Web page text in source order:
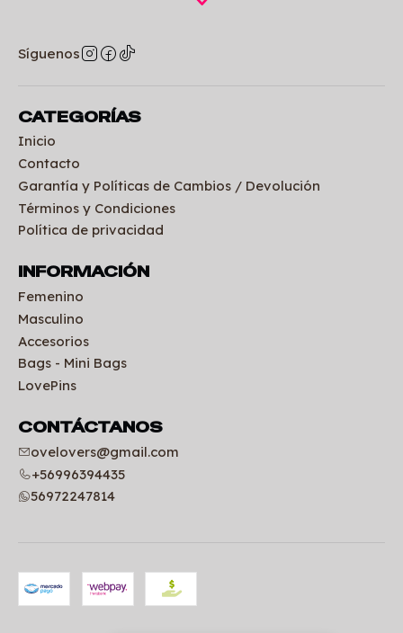
Síguenos
CATEGORÍAS
Inicio
Contacto
Garantía y Políticas de Cambios / Devolución
Términos y Condiciones
Política de privacidad
INFORMACIÓN
Femenino
Masculino
Accesorios
Bags - Mini Bags
LovePins
CONTÁCTANOS
ovelovers@gmail.com
+56996394435
56972247814